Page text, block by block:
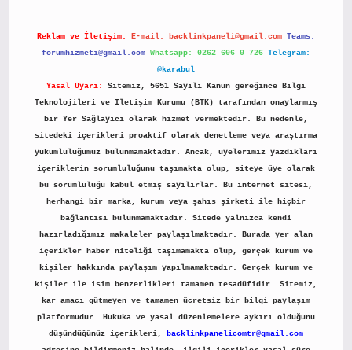
Reklam ve İletişim: E-mail: backlinkpaneli@gmail.com Teams:
forumhizmeti@gmail.com Whatsapp: 0262 606 0 726 Telegram:
@karabul
Yasal Uyarı:
Sitemiz, 5651 Sayılı Kanun gereğince Bilgi
Teknolojileri ve İletişim Kurumu (BTK) tarafından onaylanmış
bir Yer Sağlayıcı olarak hizmet vermektedir. Bu nedenle,
sitedeki içerikleri proaktif olarak denetleme veya araştırma
yükümlülüğümüz bulunmamaktadır. Ancak, üyelerimiz yazdıkları
içeriklerin sorumluluğunu taşımakta olup, siteye üye olarak
bu sorumluluğu kabul etmiş sayılırlar. Bu internet sitesi,
herhangi bir marka, kurum veya şahıs şirketi ile hiçbir
bağlantısı bulunmamaktadır. Sitede yalnızca kendi
hazırladığımız makaleler paylaşılmaktadır. Burada yer alan
içerikler haber niteliği taşımamakta olup, gerçek kurum ve
kişiler hakkında paylaşım yapılmamaktadır. Gerçek kurum ve
kişiler ile isim benzerlikleri tamamen tesadüfidir. Sitemiz,
kar amacı gütmeyen ve tamamen ücretsiz bir bilgi paylaşım
platformudur. Hukuka ve yasal düzenlemelere aykırı olduğunu
düşündüğünüz içerikleri,
backlinkpanelicomtr@gmail.com